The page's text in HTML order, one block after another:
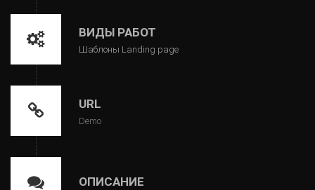
ВИДЫ РАБОТ
Шаблоны Landing page
URL
Demo
ОПИСАНИЕ